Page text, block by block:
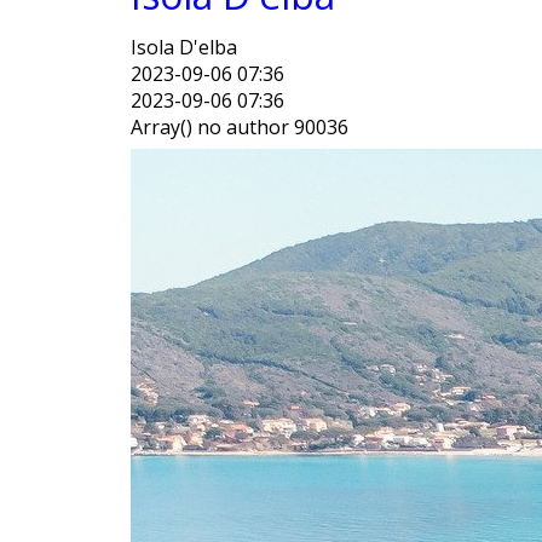
Isola D'elba
2023-09-06 07:36
2023-09-06 07:36
Array() no author 90036